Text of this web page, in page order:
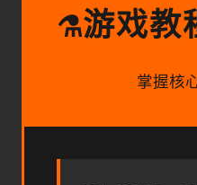
⚗️游戏教
掌握核